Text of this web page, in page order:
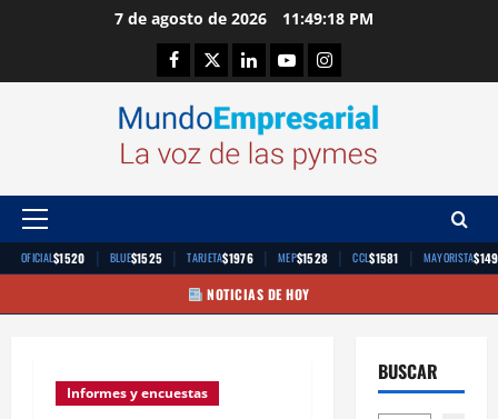
7 de agosto de 2026 11:49:19 PM
Facebook
TwitterLinkedinYoutubeInstagram
Menú
principal
OFICIAL$1520 | BLUE$1525 | TARJETA$1976 | MEP$1528 | CCL$1581 | MAYORISTA
NOTICIAS DE HOY
Informes y encuestas
BUSCAR